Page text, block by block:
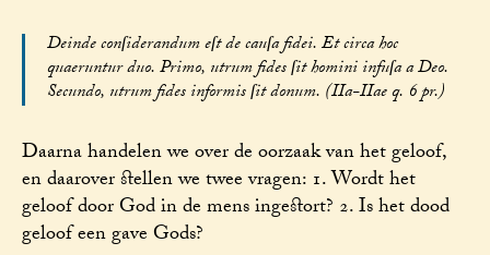
Deinde conſiderandum eſt de cauſa fidei. Et circa hoc
quaeruntur duo. Primo, utrum fides ſit homini infuſa a Deo.
Secundo, utrum fides informis ſit donum. (IIa-IIae q. 6 pr.)
Daarna handelen we over de oorzaak van het geloof,
en daarover stellen we twee vragen: 1. Wordt het
geloof door God in de mens ingestort? 2. Is het dood
geloof een gave Gods?